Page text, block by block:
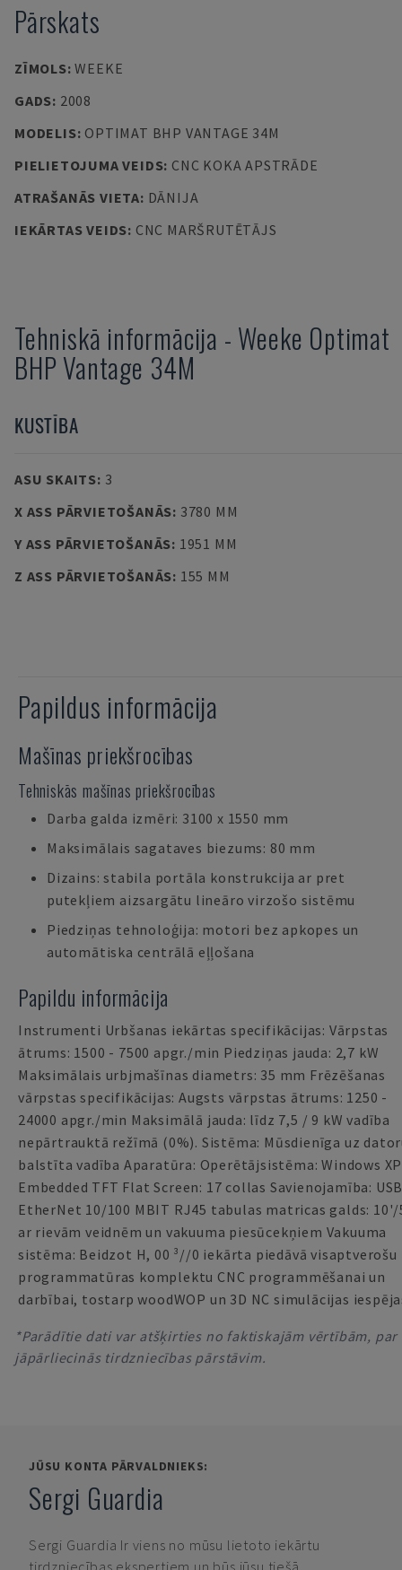
Pārskats
ZĪMOLS:WEEKE
GADS: 2008
MODELIS: OPTIMAT BHP VANTAGE 34M
PIELIETOJUMA VEIDS: CNC KOKA APSTRĀDE
ATRAŠANĀS VIETA: DĀNIJA
IEKĀRTAS VEIDS: CNC MARŠRUTĒTĀJS
Tehniskā informācija - Weeke Optimat
BHP Vantage 34M
KUSTĪBA
ASU SKAITS: 3
X ASS PĀRVIETOŠANĀS: 3780 MM
Y ASS PĀRVIETOŠANĀS: 1951 MM
Z ASS PĀRVIETOŠANĀS: 155 MM
Papildus informācija
Mašīnas priekšrocības
Tehniskās mašīnas priekšrocības
Darba galda izmēri: 3100 x 1550 mm
Maksimālais sagataves biezums: 80 mm
Dizains: stabila portāla konstrukcija ar pret
putekļiem aizsargātu lineāro virzošo sistēmu
Piedziņas tehnoloģija: motori bez apkopes un
automātiska centrālā eļļošana
Papildu informācija
Instrumenti Urbšanas iekārtas specifikācijas: Vārpstas
ātrums: 1500 - 7500 apgr./min Piedziņas jauda: 2,7 kW
Maksimālais urbjmašīnas diametrs: 35 mm Frēzēšanas
vārpstas specifikācijas: Augsts vārpstas ātrums: 1250 -
24000 apgr./min Maksimālā jauda: līdz 7,5 / 9 kW vadība
nepārtrauktā režīmā (0%). Sistēma: Mūsdienīga uz
balstīta vadība Aparatūra: Operētājsistēma: Windows XP
Embedded TFT Flat Screen: 17 collas Savienojamība:
EtherNet 10/100 MBIT RJ45 tabulas matricas galds: 10'/
ar rievām veidnēm un vakuuma piesūcekņiem Vakuuma
sistēma: Beidzot H, 00 ³//0 iekārta piedāvā visaptverošu
programmatūras komplektu CNC programmēšanai un
darbībai, tostarp woodWOP un 3D NC simulācijas
*Parādītie dati var atšķirties no faktiskajām vērtībām, par
jāpārliecinās tirdzniecības pārstāvim.
JŪSU KONTA PĀRVALDNIEKS:
Sergi Guardia
Sergi Guardia Ir viens no mūsu lietoto iekārtu
tirdzniecības ekspertiem un būs jūsu tiešā